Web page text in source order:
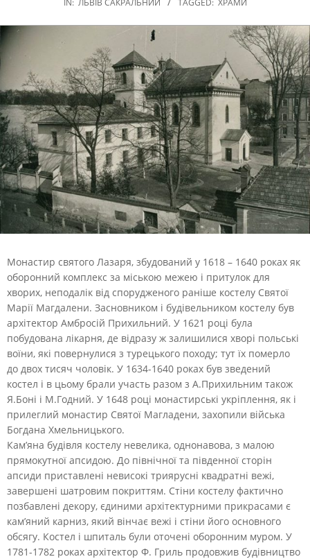
IN: ЛЬВІВ САКРАЛЬНИЙ TAGGED: ХРАМИ
Монастир святого Лазаря, збудований у 1618 – 1640 роках як
оборонний комплекс за міською межею і притулок для
хворих, неподалік від спорудженого раніше костелу Святої
Марії Магдалени. Засновником і будівельником костелу був
архітектор Амбросій Прихильний. У 1621 році була
побудована лікарня, де відразу ж залишилися хворі польські
воїни, які повернулися з турецького походу; тут їх померло
до двох тисяч чоловік. У 1634-1640 роках був зведений
костел і в цьому брали участь разом з А.Прихильним також
Я.Боні і М.Годний. У 1648 році монастирські укріплення, як і
прилеглий монастир Святої Магладени, захопили війська
Богдана Хмельницького.
Кам’яна будівля костелу невелика, однонавова, з малою
прямокутної апсидою. До північної та південної сторін
апсиди приставлені невисокі триярусні квадратні вежі,
завершені шатровим покриттям. Стіни костелу фактично
позбавлені декору, єдиними архітектурними прикрасами є
кам’яний карниз, який вінчає вежі і стіни його основного
обсягу. Костел і шпиталь були оточені оборонним муром. У
1781-1782 роках архітектор Ф. Гриль продовжив будівництво